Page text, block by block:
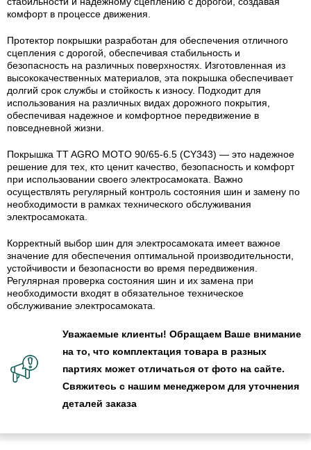
комфорт в процессе движения.
Протектор покрышки разработан для обеспечения отличного
сцепления с дорогой, обеспечивая стабильность и
безопасность на различных поверхностях. Изготовленная из
высококачественных материалов, эта покрышка обеспечивает
долгий срок службы и стойкость к износу. Подходит для
использования на различных видах дорожного покрытия,
обеспечивая надежное и комфортное передвижение в
повседневной жизни.
Покрышка TT AGRO MOTO 90/65-6.5 (CY343) — это надежное
решение для тех, кто ценит качество, безопасность и комфорт
при использовании своего электросамоката. Важно
осуществлять регулярный контроль состояния шин и замену по
необходимости в рамках технического обслуживания
электросамоката.
Корректный выбор шин для электросамоката имеет важное
значение для обеспечения оптимальной производительности,
устойчивости и безопасности во время передвижения.
Регулярная проверка состояния шин и их замена при
необходимости входят в обязательное техническое
обслуживание электросамоката.
Уважаемые клиенты! Обращаем Ваше внимание
на то, что комплектация товара в разных
партиях может отличаться от фото на сайте.
Свяжитесь с нашим менеджером для уточнения
деталей заказа